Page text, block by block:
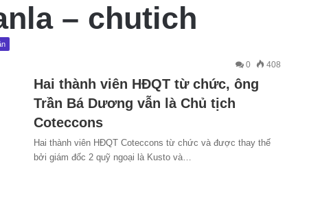
– chutich
0 408
Hai thành viên HĐQT từ chức, ông
Trần Bá Dương vẫn là Chủ tịch
Coteccons
Hai thành viên HĐQT Coteccons từ chức và được thay thế
bởi giám đốc 2 quỹ ngoại là Kusto và…